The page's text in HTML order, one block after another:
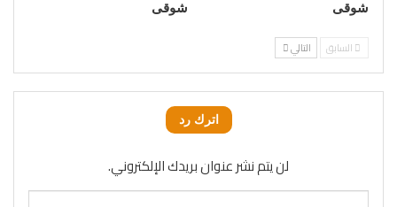
شوقى
شوقى
السابق التالي
اترك رد
لن يتم نشر عنوان بريدك الإلكتروني.